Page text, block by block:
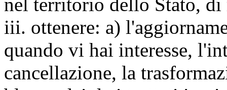
iii. ottenere: a)
quando vi hai interesse,
cancellazione, la